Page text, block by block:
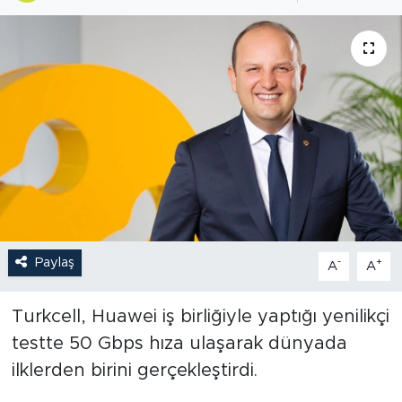
Paylaş A- A+
Turkcell, Huawei iş birliğiyle yaptığı yenilikçi
testte 50 Gbps hıza ulaşarak dünyada
ilklerden birini gerçekleştirdi.